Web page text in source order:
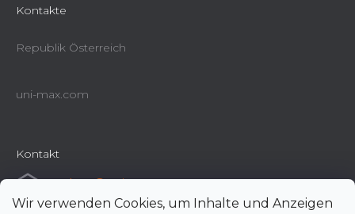
Wir verwenden Cookies, um Inhalte und Anzeigen
Kontakte
Republik Österreich
uni-max.com
Kontakt
e-shop@uni-max.at